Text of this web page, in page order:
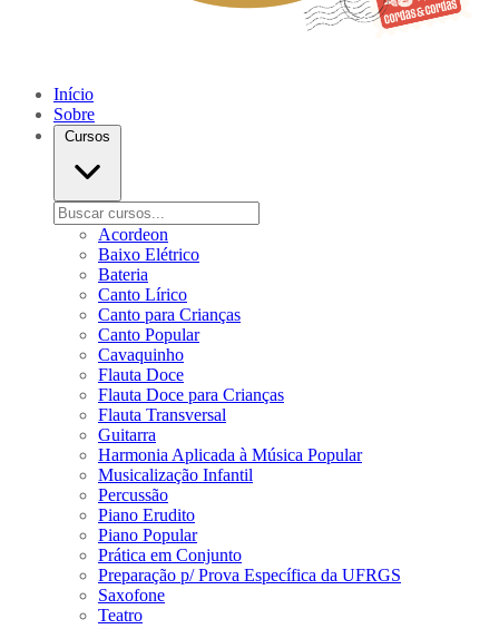
Início
Sobre
Cursos
Acordeon
Baixo Elétrico
Bateria
Canto Lírico
Canto para Crianças
Canto Popular
Cavaquinho
Flauta Doce
Flauta Doce para Crianças
Flauta Transversal
Guitarra
Harmonia Aplicada à Música Popular
Musicalização Infantil
Percussão
Piano Erudito
Piano Popular
Prática em Conjunto
Preparação p/ Prova Específica da UFRGS
Saxofone
Teatro